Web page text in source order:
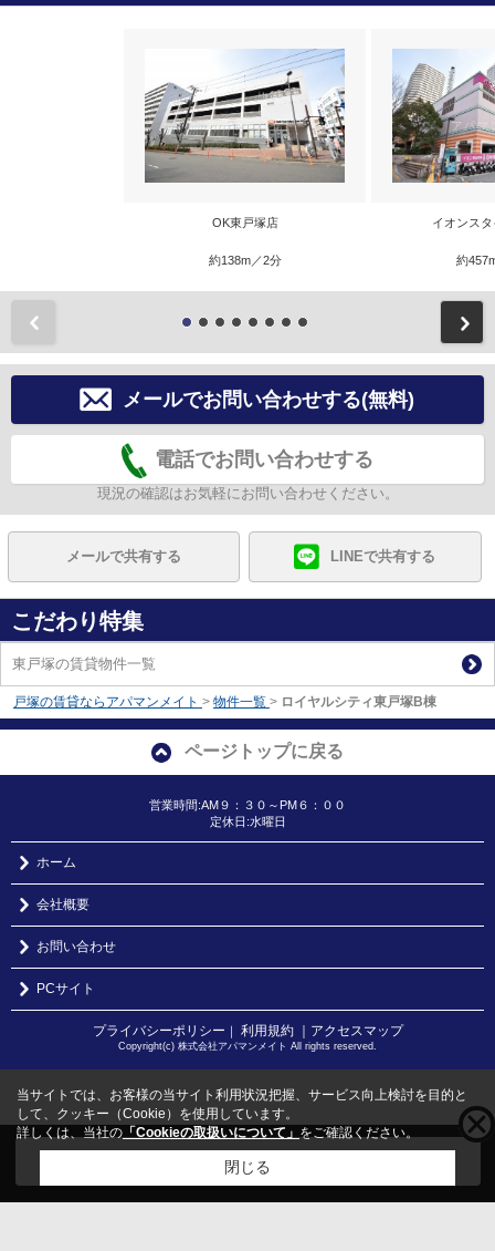
OK東戸塚店
約138m／2分
イオンス
約
メールでお問い合わせする(無料)
電話でお問い合わせする
現況の確認はお気軽にお問い合わせください。
メールで共有する LINEで共有する
こだわり特集
東戸塚の賃貸物件一覧
戸塚の賃貸ならアパマンメイト > 物件一覧 > ロイヤルシティ東戸塚B棟
ページトップに戻る
営業時間:AM９：３０～PM６：００
定休日:水曜日
ホーム
会社概要
お問い合わせ
PCサイト
プライバシーポリシー 利用規約 ｜アクセスマップ
Copyright(c) 株式会社アパマンメイト All rights reserved.
こちらの物件をご覧の方にお勧めな物件
当サイトでは、お客様の当サイト利用状況把握、サービス向上検討を目的と
して、クッキー（Cookie）を使用しています。
詳しくは、当社の 「Cookieの取扱いについて」 をご確認ください。
閉じる